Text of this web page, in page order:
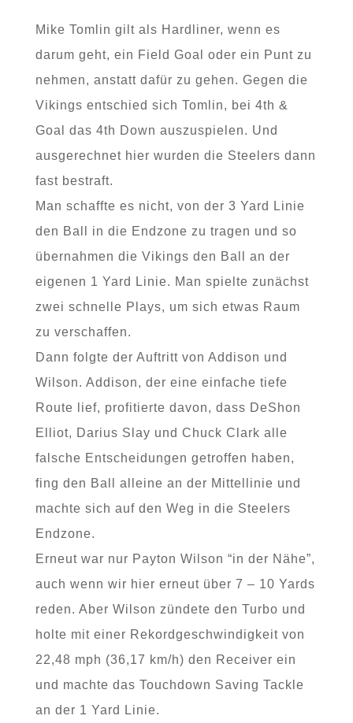
Mike Tomlin gilt als Hardliner, wenn es
darum geht, ein Field Goal oder ein Punt zu
nehmen, anstatt dafür zu gehen. Gegen die
Vikings entschied sich Tomlin, bei 4th &
Goal das 4th Down auszuspielen. Und
ausgerechnet hier wurden die Steelers dann
fast bestraft.
Man schaffte es nicht, von der 3 Yard Linie
den Ball in die Endzone zu tragen und so
übernahmen die Vikings den Ball an der
eigenen 1 Yard Linie. Man spielte zunächst
zwei schnelle Plays, um sich etwas Raum
zu verschaffen.
Dann folgte der Auftritt von Addison und
Wilson. Addison, der eine einfache tiefe
Route lief, profitierte davon, dass DeShon
Elliot, Darius Slay und Chuck Clark alle
falsche Entscheidungen getroffen haben,
fing den Ball alleine an der Mittellinie und
machte sich auf den Weg in die Steelers
Endzone.
Erneut war nur Payton Wilson “in der Nähe”,
auch wenn wir hier erneut über 7 – 10 Yards
reden. Aber Wilson zündete den Turbo und
holte mit einer Rekordgeschwindigkeit von
22,48 mph (36,17 km/h) den Receiver ein
und machte das Touchdown Saving Tackle
an der 1 Yard Linie.